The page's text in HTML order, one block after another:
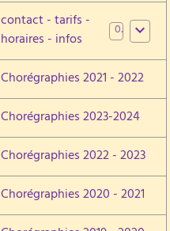
contact - tarifs -
horaires - infos
0
Chorégraphies 2021 - 2022
Chorégraphies 2023-2024
Chorégraphies 2022 - 2023
Chorégraphies 2020 - 2021